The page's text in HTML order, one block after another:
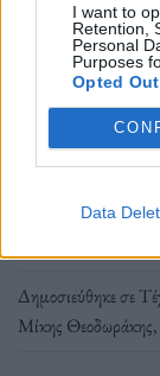
I want to
Retention,
Personal
Purposes
Opted Out
Data
Ο Μίκης
στην
Δημοσιεύθηκε σε
Μίκης Θεοδωράκης,